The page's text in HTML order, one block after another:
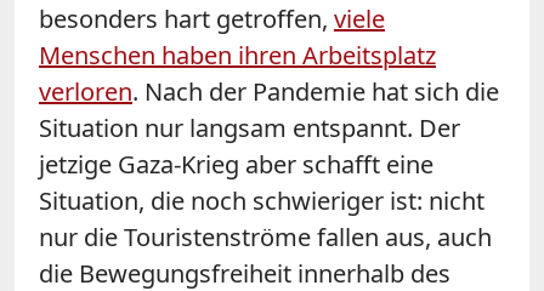
besonders hart getroffen, viele
Menschen haben ihren Arbeitsplatz
verloren. Nach der Pandemie hat sich die
Situation nur langsam entspannt. Der
jetzige Gaza-Krieg aber schafft eine
Situation, die noch schwieriger ist: nicht
nur die Touristenströme fallen aus, auch
die Bewegungsfreiheit innerhalb des